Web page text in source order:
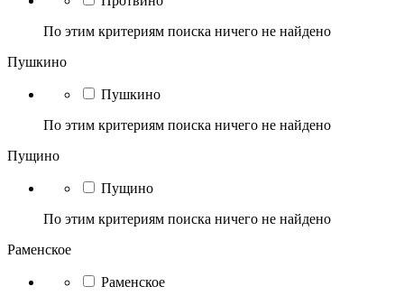
По этим критериям поиска ничего не найдено
Пушкино
Пушкино
По этим критериям поиска ничего не найдено
Пущино
Пущино
По этим критериям поиска ничего не найдено
Раменское
Раменское